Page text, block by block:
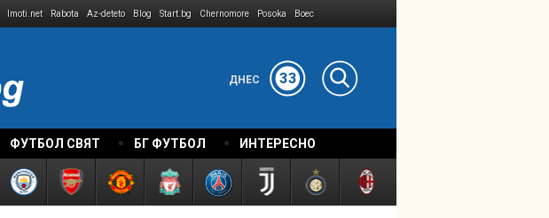
Imoti.net Rabota Az-deteto Blog Start.bg Chernomore Posoka Boec
ДНЕС 33
ФУТБОЛ СВЯТ БГ ФУТБОЛ ИНТЕРЕСНО